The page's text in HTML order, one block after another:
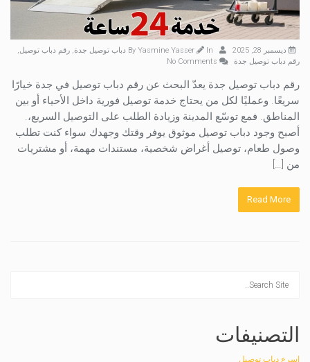
ديسمبر 28, 2025 Yasmine Yasser In دباب توصيل جدة, رقم دباب توصيل,
رقم دباب توصيل جدة
رقم دباب توصيل جدة يعدّ البحث عن رقم دباب توصيل في جدة خيارًا
سريعًا. وعمليًا لكل من يحتاج خدمة توصيل فورية داخل الأحياء أو بين
المناطق. فمع توسّع المدينة وزيادة الطلب على التوصيل السريع،.
أصبح وجود دباب توصيل موثوق يوفر وقتك وجهدك سواء كنت تطلب
وصول طعام، توصيل أغراض شخصية، مستندات مهمة، أو مشتريات
من […]
Read More
التصنيفات
اسرع دباب توصيل